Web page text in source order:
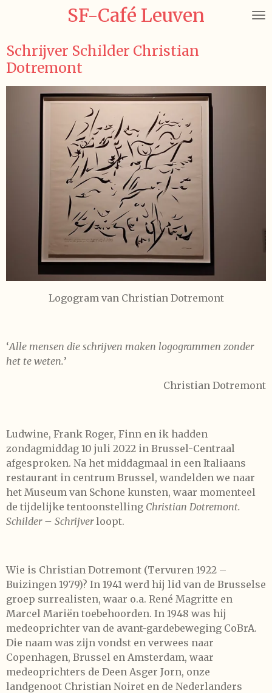
de
hoofdinhoud
SF-Café Leuven
Schrijver Schilder Christian
Dotremont
Logogram van Christian Dotremont
‘Alle mensen die schrijven maken logogrammen zonder
het te weten.’
Christian Dotremont
Ludwine, Frank Roger, Finn en ik hadden
zondagmiddag 10 juli 2022 in Brussel-Centraal
afgesproken. Na het middagmaal in een Italiaans
restaurant in centrum Brussel, wandelden we naar
het Museum van Schone kunsten, waar momenteel
de tijdelijke tentoonstelling Christian Dotremont.
Schilder – Schrijverloopt.
Wie is Christian Dotremont (Tervuren 1922 –
Buizingen 1979)? In 1941 werd hij lid van de Brusselse
groep surrealisten, waar o.a. René Magritte en
Marcel Mariën toebehoorden. In 1948 was hij
medeoprichter van de avant-gardebeweging CoBrA.
Die naam was zijn vondst en verwees naar
Copenhagen, Brussel en Amsterdam, waar
medeoprichters de Deen Asger Jorn, onze
landgenoot Christian Noiret en de Nederlanders